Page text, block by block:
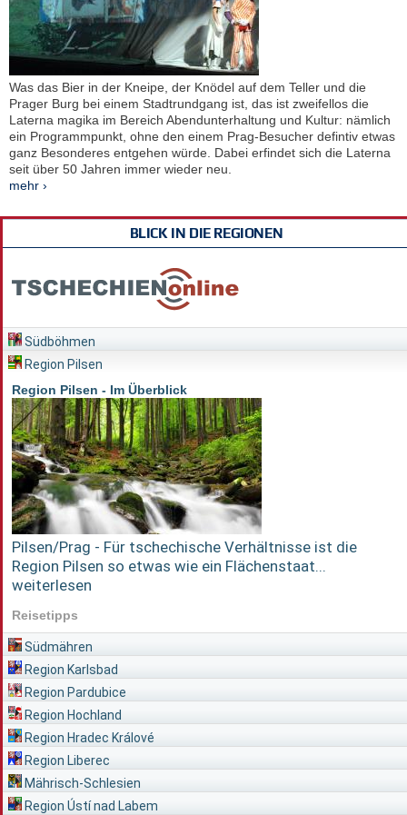
Was das Bier in der Kneipe, der Knödel auf dem Teller und die
Prager Burg bei einem Stadtrundgang ist, das ist zweifellos die
Laterna magika im Bereich Abendunterhaltung und Kultur: nämlich
ein Programmpunkt, ohne den einem Prag-Besucher defintiv etwas
ganz Besonderes entgehen würde. Dabei erfindet sich die Laterna
seit über 50 Jahren immer wieder neu.
mehr ›
BLICK IN DIE REGIONEN
Südböhmen
Region Pilsen
Region Pilsen - Im Überblick
Pilsen/Prag - Für tschechische Verhältnisse ist die
Region Pilsen so etwas wie ein Flächenstaat...
weiterlesen
Reisetipps
Südmähren
Region Karlsbad
Region Pardubice
Region Hochland
Region Hradec Králové
Region Liberec
Mährisch-Schlesien
Region Ústí nad Labem